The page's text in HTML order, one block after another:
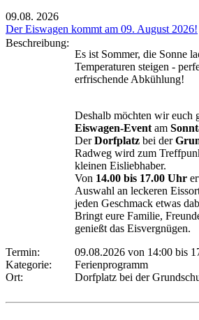
09.08. 2026
Der Eiswagen kommt am 09. August 2026!
Beschreibung:
Es ist Sommer, die Sonne
Temperaturen steigen -
erfrischende Abkühlung!
Deshalb möchten wir euch
Eiswagen-Event am
DerDorfplatz bei der
Radweg wird zum
kleinen Eisliebhaber.
Von 14.00 bis 17.00 Uhr
Auswahl an leckeren
jeden Geschmack etwas
Bringt eure Familie,
genießt das Eisvergnügen.
Termin:
09.08.2026 von 14:00 bis
Kategorie:
Ferienprogramm
Ort:
Dorfplatz bei der